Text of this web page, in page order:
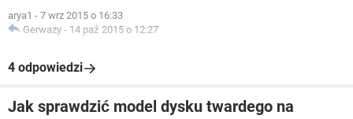
arya1 - 7 wrz 2015 o 16:33
Gerwazy - 14 paź 2015 o 12:27
4 odpowiedzi
Jak sprawdzić model dysku twardego na